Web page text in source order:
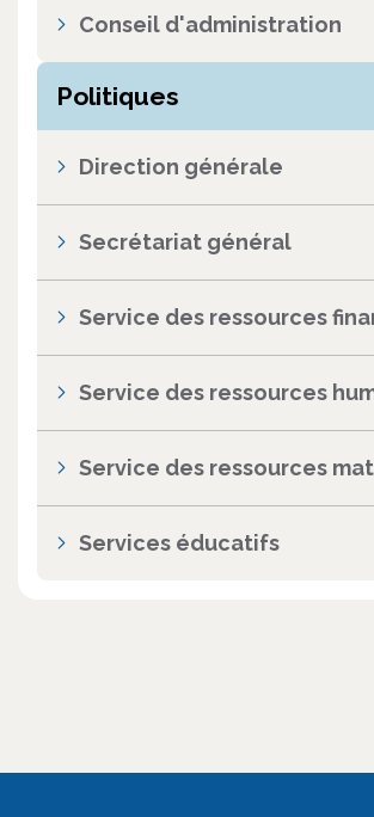
Conseil d'administration
Politiques
Direction générale
Secrétariat général
Service des ressources
Service des ressources
Service des ressources
Services éducatifs